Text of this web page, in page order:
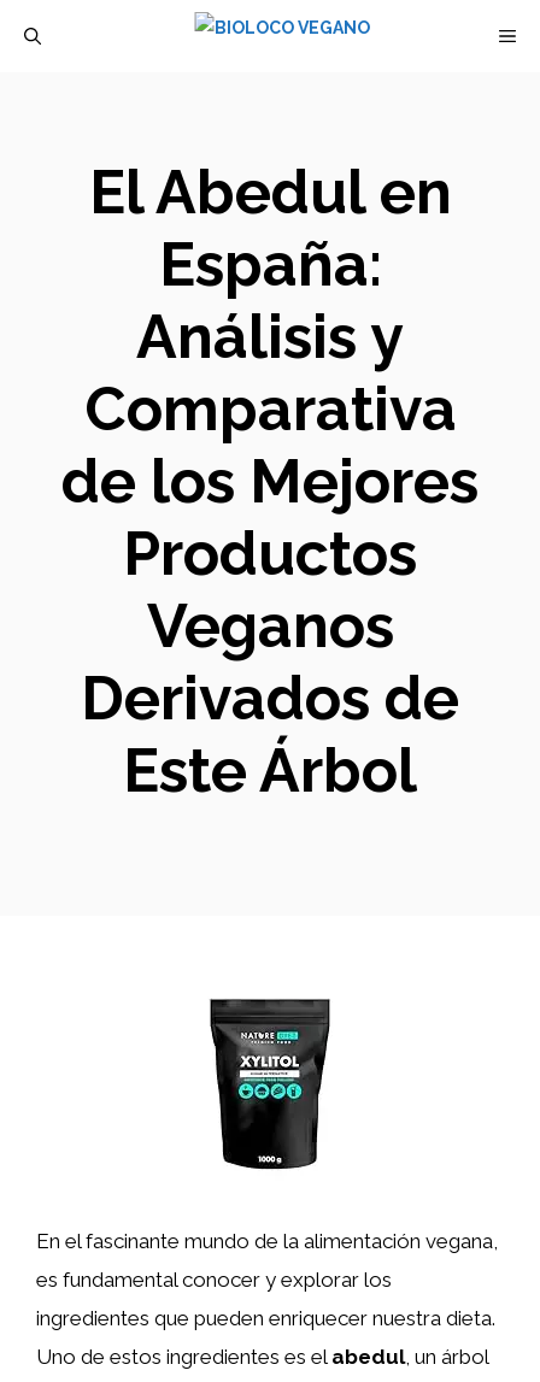
El Abedul en
España:
Análisis y
Comparativa
de los Mejores
Productos
Veganos
Derivados de
Este Árbol
En el fascinante mundo de la alimentación vegana,
es fundamental conocer y explorar los
ingredientes que pueden enriquecer nuestra dieta.
Uno de estos ingredientes es el abedul, un árbol